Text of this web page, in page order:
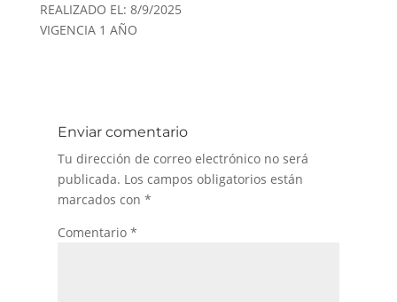
REALIZADO EL: 8/9/2025
VIGENCIA 1 AÑO
Enviar comentario
Tu dirección de correo electrónico no será
publicada. Los campos obligatorios están
marcados con *
Comentario *